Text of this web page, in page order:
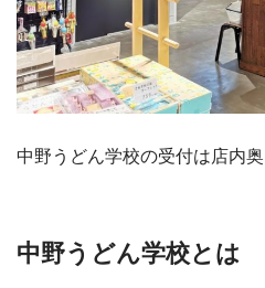
中野うどん学校の受付は店内奥
中野うどん学校とは